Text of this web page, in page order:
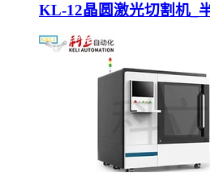
KL-12晶圆激光切割机_